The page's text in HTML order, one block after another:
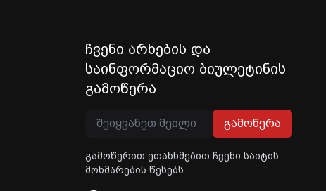
ჩვენი არხების და
საინფორმაციო ბიულეტინის
გამოწერა
გამოწერა
გამოწერით ეთანხმებით ჩვენი საიტის
მოხმარების წესებს